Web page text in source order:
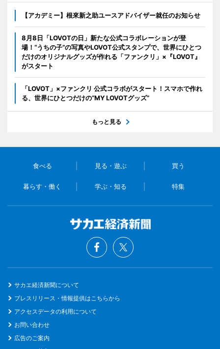
【アカデミー】根來新之助ユースアドバイザー就任のお知らせ
8月8日「LOVOTの日」新たな公式コラボレーションが登
場！“うちの子”の写真やLOVOT公式スタンプで、世界にひとつ
だけのオリジナルグッズが作れる「ファンクリ」×『LOVOT』
がスタート
「LOVOT」×ファンクリ 公式コラボがスタート！スマホで作れ
る、世界にひとつだけの“MY LOVOTグッズ”
もっと見る
食べる 見る・遊ぶ 買う
暮らす・働く 学ぶ・知る 特集
サカエ経済新聞について
プレスリリース・情報提供はこちらから
アクセスデータの利用について
お問い合わせ
広告のご案内